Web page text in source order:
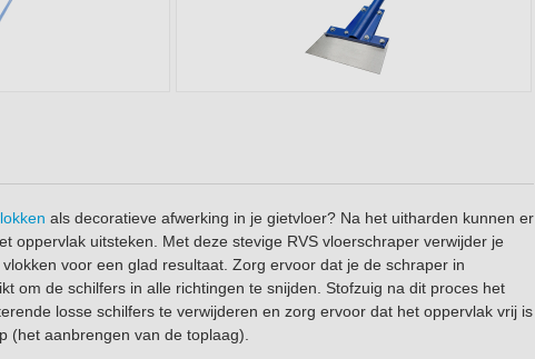
als decoratieve afwerking in je gietvloer? Na het uitharden kunnen er
oppervlak uitsteken. Met deze stevige RVS vloerschraper verwijder je
voor een glad resultaat. Zorg ervoor dat je de schraper in
om de schilfers in alle richtingen te snijden. Stofzuig na dit proces het
losse schilfers te verwijderen en zorg ervoor dat het oppervlak vrij is
(het aanbrengen van de toplaag).